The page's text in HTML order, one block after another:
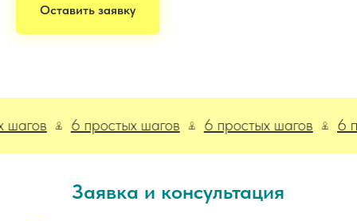
Оставить заявку
6 простых шагов 6 простых шагов 6
Заявка и консультация